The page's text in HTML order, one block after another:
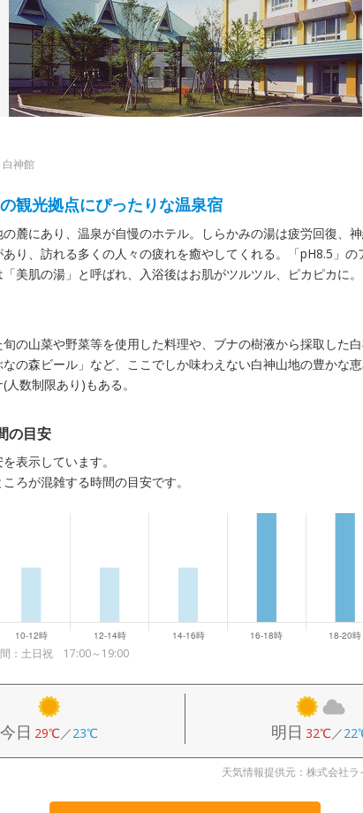
神館
観光拠点にぴったりな温泉宿
麓にあり、温泉が自慢のホテル。しらかみの湯は疲労回復、
り、訪れる多くの人々の疲れを癒やしてくれる。「pH8.5」の
美肌の湯」と呼ばれ、入浴後はお肌がツルツル、ピカピカに。
の山菜や野菜等を使用した料理や、ブナの樹液から採取した
の森ビール」など、ここでしか味わえない白神山地の豊かな
数制限あり)もある。
の目安
表示しています。
ろが混雑する時間の目安です。
：土日祝 17:00～19:00
今日 29℃／23℃ 明日 32℃／
天気情報提供元：株式会社